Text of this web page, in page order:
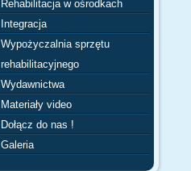
Rehabilitacja w ośrodkach
Integracja
Wypożyczalnia sprzętu
rehabilitacyjnego
Wydawnictwa
Materiały video
Dołącz do nas !
Galeria